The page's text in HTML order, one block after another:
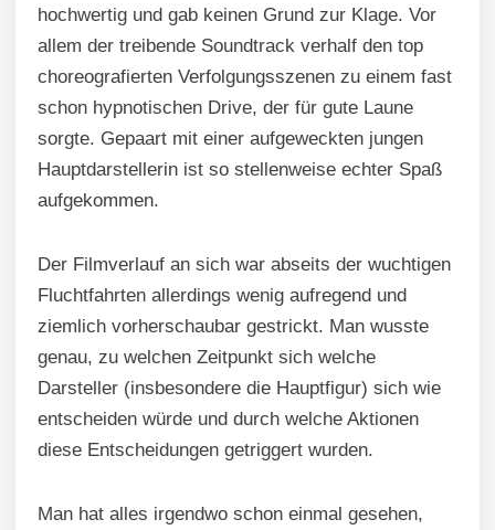
hochwertig und gab keinen Grund zur Klage. Vor
allem der treibende Soundtrack verhalf den top
choreografierten Verfolgungsszenen zu einem fast
schon hypnotischen Drive, der für gute Laune
sorgte. Gepaart mit einer aufgeweckten jungen
Hauptdarstellerin ist so stellenweise echter Spaß
aufgekommen.
Der Filmverlauf an sich war abseits der wuchtigen
Fluchtfahrten allerdings wenig aufregend und
ziemlich vorherschaubar gestrickt. Man wusste
genau, zu welchen Zeitpunkt sich welche
Darsteller (insbesondere die Hauptfigur) sich wie
entscheiden würde und durch welche Aktionen
diese Entscheidungen getriggert wurden.
Man hat alles irgendwo schon einmal gesehen,